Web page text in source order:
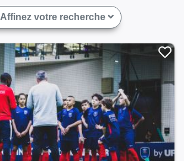
Affinez votre recherche